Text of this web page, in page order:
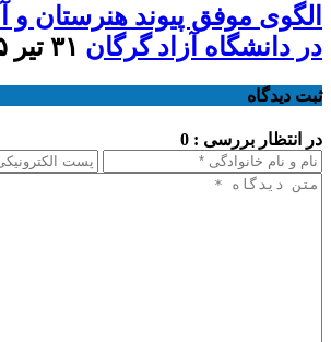
الگوی موفق پیوند هنرستان
در دانشگاه آزاد گرگان ۳۱ تیر ۱۴۰۵ - ۱۱:۲۶
ثبت دیدگاه
در انتظار بررسی : 0